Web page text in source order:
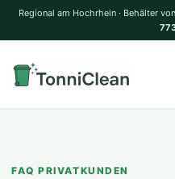
Regional am Hochrhein · Behälter
FAQ PRIVATKUNDEN